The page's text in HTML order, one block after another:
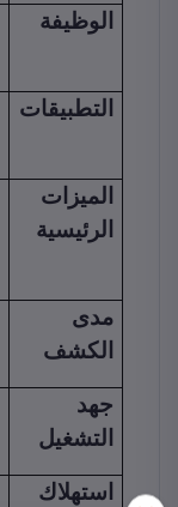
الوظيفة
التطبيقات
الميزات
الرئيسية
مدى
الكشف
جهد
التشغيل
استهلاك